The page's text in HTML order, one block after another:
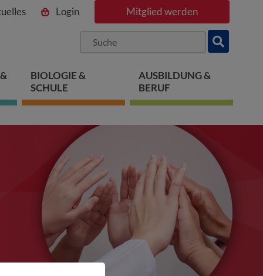
Login Mitglied werden
BIOLOGIE &
SCHULE
AUSBILDUNG &
BERUF